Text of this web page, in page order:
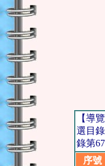
【導
選目
錄第
序號